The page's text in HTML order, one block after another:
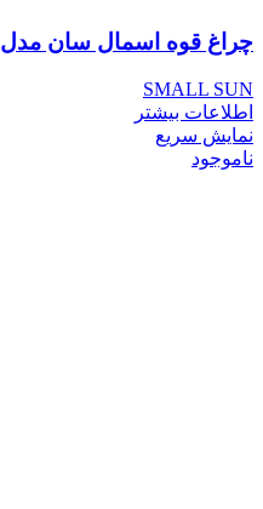
چراغ قوه اسمال سان مدل T150
SMALL SUN
اطلاعات بیشتر
نمایش سریع
ناموجود